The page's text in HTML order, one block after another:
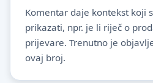
Komentar daje kontekst koji
prikazati, npr. je li riječ o
prijevare. Trenutno je
ovaj broj.